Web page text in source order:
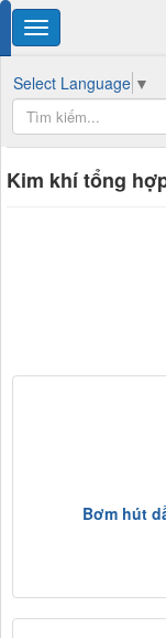
Select Language ▼
Kim khí tổng
Bơm hút